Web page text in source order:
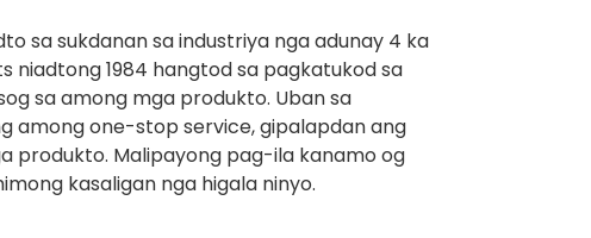
sa sukdanan sa industriya nga adunay 4 ka
niadtong 1984 hangtod sa pagkatukod sa
sa among mga produkto. Uban sa
among one-stop service, gipalapdan ang
produkto. Malipayong pag-ila kanamo og
kasaligan nga higala ninyo.